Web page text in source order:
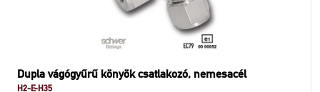
Dupla vágógyűrű könyök csatlakozó, nemesacél
H2-E-H35